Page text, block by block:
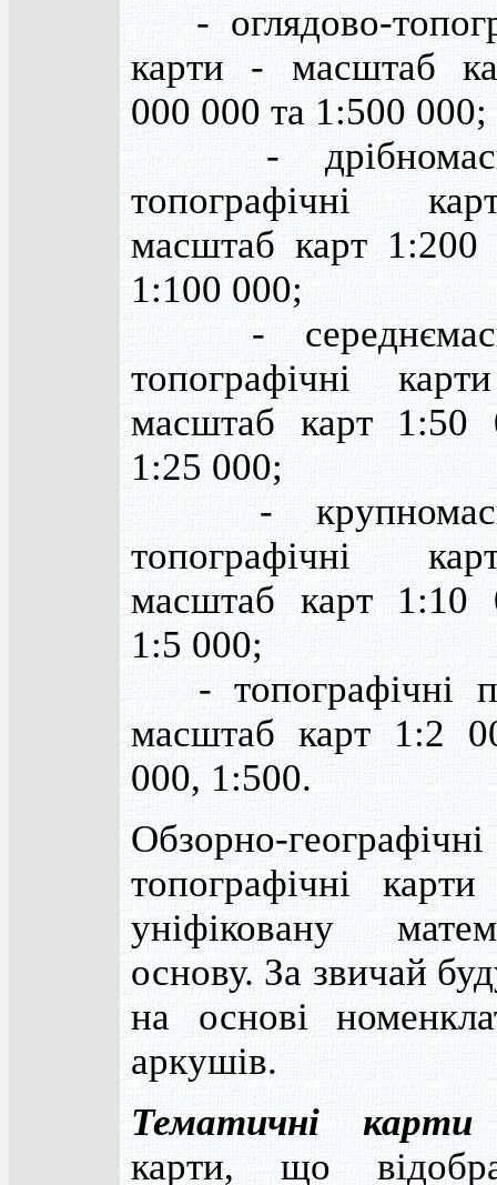
- оглядово-
карти - масштаб
000 000 та 1:500 000;
-
топографічні
масштаб карт 1:200
1:100 000;
-
топографічні
масштаб карт 1:50
1:25 000;
-
топографічні
масштаб карт 1:10
1:5 000;
- топографічні
масштаб карт 1:2
000, 1:500.
Обзорно-
топографічні
уніфіковану
основу. За звичай
на основі
аркушів.
Тематичні карти
карти, що